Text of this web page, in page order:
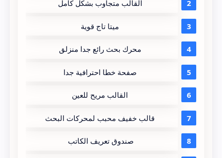
القالب متجاوب بشكل كامل
ميتا تاج قوية
محرك بحث رائع جدا منزلق
صفحة خطا احترافية جدا
القالب مريح للعين
قالب خفيف محبب لمحركات البحث
صندوق تعريف الكاتب